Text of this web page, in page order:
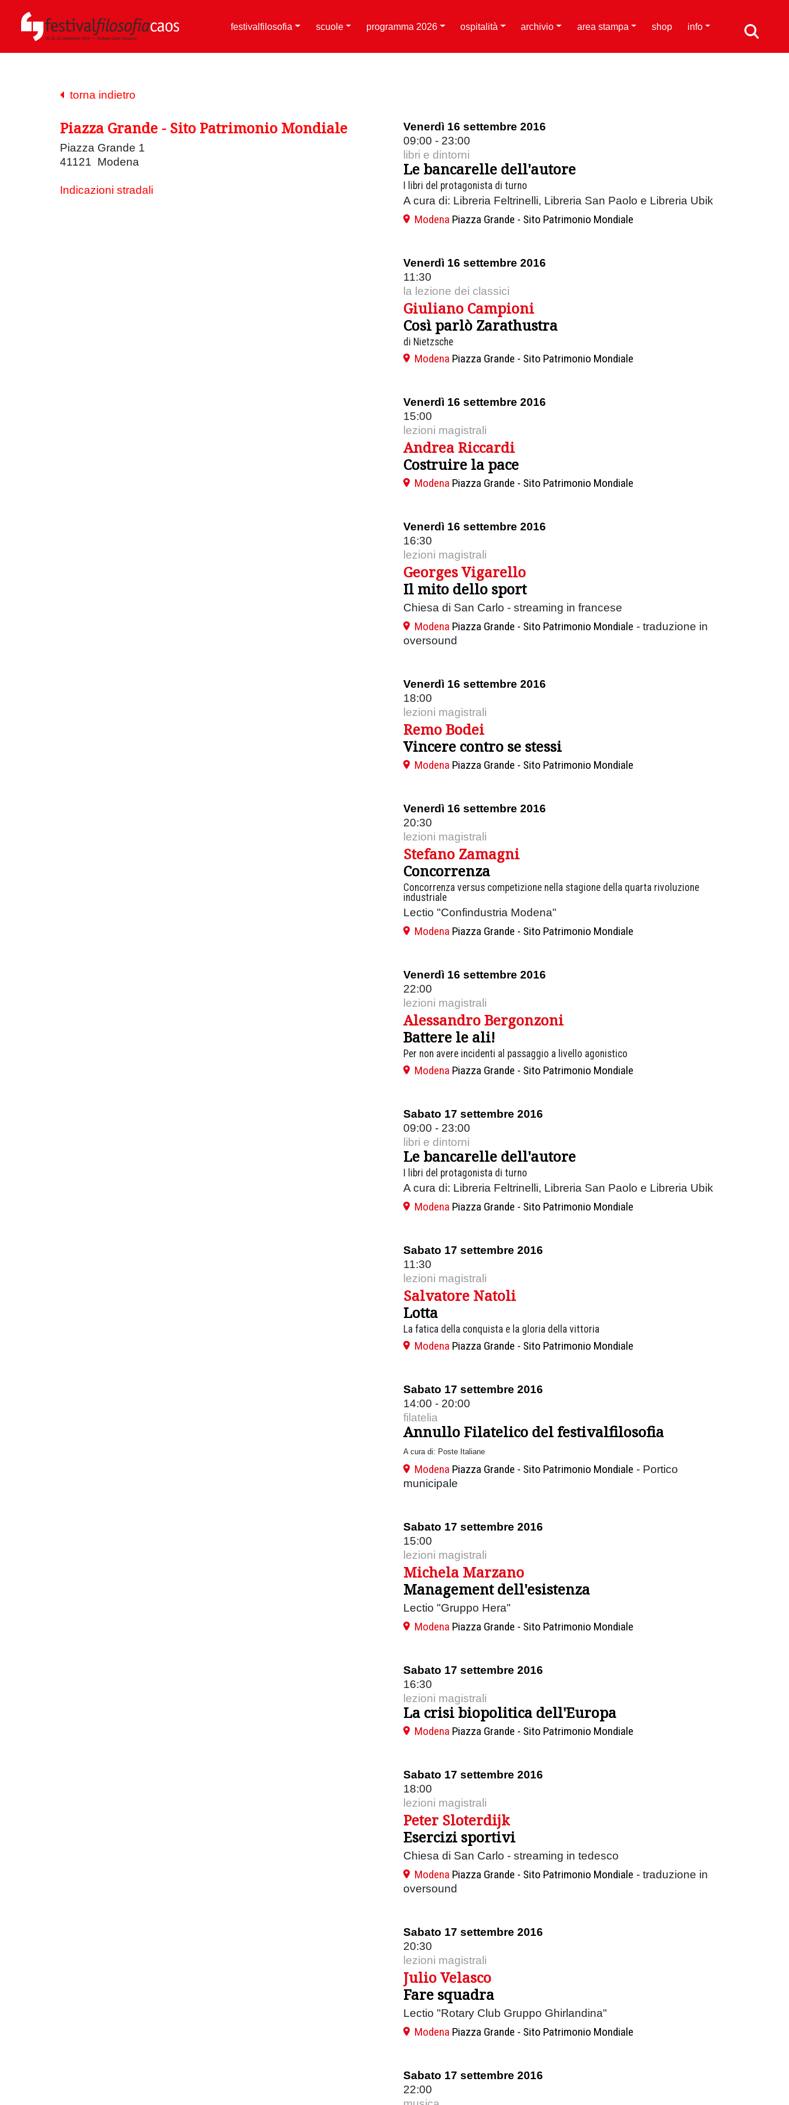
festivalfilosofia scuole programma 2026 ospitalità archivio area stampa shop info
torna indietro
Piazza Grande - Sito Patrimonio Mondiale
Piazza Grande 1
41121 Modena
Indicazioni stradali
Venerdì 16 settembre 2016
09:00 - 23:00
libri e dintorni
Le bancarelle dell'autore
I libri del protagonista di turno
A cura di: Libreria Feltrinelli, Libreria San Paolo e Libreria Ubik
Modena Piazza Grande - Sito Patrimonio Mondiale
Venerdì 16 settembre 2016
11:30
la lezione dei classici
Giuliano Campioni
Così parlò Zarathustra
di Nietzsche
Modena Piazza Grande - Sito Patrimonio Mondiale
Venerdì 16 settembre 2016
15:00
lezioni magistrali
Andrea Riccardi
Costruire la pace
Modena Piazza Grande - Sito Patrimonio Mondiale
Venerdì 16 settembre 2016
16:30
lezioni magistrali
Georges Vigarello
Il mito dello sport
Chiesa di San Carlo - streaming in francese
Modena Piazza Grande - Sito Patrimonio Mondiale - traduzione in
oversound
Venerdì 16 settembre 2016
18:00
lezioni magistrali
Remo Bodei
Vincere contro se stessi
Modena Piazza Grande - Sito Patrimonio Mondiale
Venerdì 16 settembre 2016
20:30
lezioni magistrali
Stefano Zamagni
Concorrenza
Concorrenza versus competizione nella stagione della quarta rivoluzione
industriale
Lectio "Confindustria Modena"
Modena Piazza Grande - Sito Patrimonio Mondiale
Venerdì 16 settembre 2016
22:00
lezioni magistrali
Alessandro Bergonzoni
Battere le ali!
Per non avere incidenti al passaggio a livello agonistico
Modena Piazza Grande - Sito Patrimonio Mondiale
Sabato 17 settembre 2016
09:00 - 23:00
libri e dintorni
Le bancarelle dell'autore
I libri del protagonista di turno
A cura di: Libreria Feltrinelli, Libreria San Paolo e Libreria Ubik
Modena Piazza Grande - Sito Patrimonio Mondiale
Sabato 17 settembre 2016
11:30
lezioni magistrali
Salvatore Natoli
Lotta
La fatica della conquista e la gloria della vittoria
Modena Piazza Grande - Sito Patrimonio Mondiale
Sabato 17 settembre 2016
14:00 - 20:00
filatelia
Annullo Filatelico del festivalfilosofia
A cura di: Poste Italiane
Modena Piazza Grande - Sito Patrimonio Mondiale - Portico
municipale
Sabato 17 settembre 2016
15:00
lezioni magistrali
Michela Marzano
Management dell'esistenza
Lectio "Gruppo Hera"
Modena Piazza Grande - Sito Patrimonio Mondiale
Sabato 17 settembre 2016
16:30
lezioni magistrali
La crisi biopolitica dell'Europa
Modena Piazza Grande - Sito Patrimonio Mondiale
Sabato 17 settembre 2016
18:00
lezioni magistrali
Peter Sloterdijk
Esercizi sportivi
Chiesa di San Carlo - streaming in tedesco
Modena Piazza Grande - Sito Patrimonio Mondiale - traduzione in
oversound
Sabato 17 settembre 2016
20:30
lezioni magistrali
Julio Velasco
Fare squadra
Lectio "Rotary Club Gruppo Ghirlandina"
Modena Piazza Grande - Sito Patrimonio Mondiale
Sabato 17 settembre 2016
22:00